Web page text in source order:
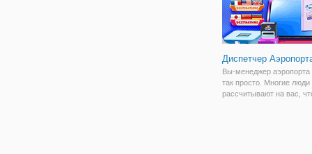
Диспетчер
Вы-менеджер аэропорта
так просто. Многие люди
рассчитывают на вас,